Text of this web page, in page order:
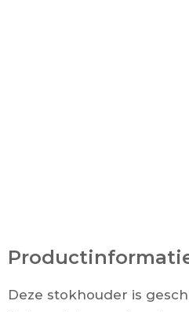
Deze stokhouder is